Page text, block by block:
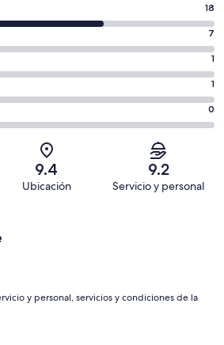
18
7
1
1
0
9.4
Ubicación
9.2
Servicio y personal
y personal, servicios y condiciones de la